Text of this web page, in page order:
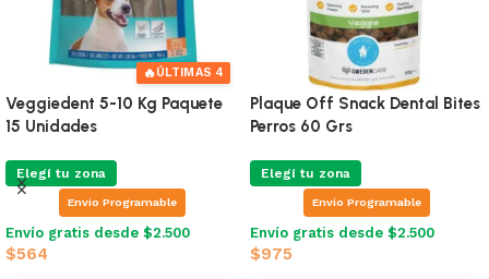
🔥ÚLTIMAS 4
Veggiedent 5-10 Kg Paquete
15 Unidades
Elegí tu zona
Envio Programable
Envío gratis desde $2.500
$564
Plaque Off Snack Dental Bites
Perros 60 Grs
Elegí tu zona
Envio Programable
Envío gratis desde $2.500
$975